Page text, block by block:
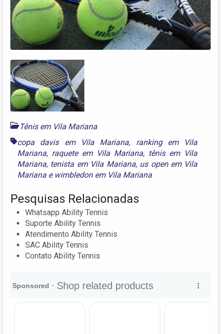
Tênis em Vila Mariana
copa davis em Vila Mariana, ranking em Vila
Mariana, raquete em Vila Mariana, tênis em Vila
Mariana, tenista em Vila Mariana, us open em Vila
Mariana e wimbledon em Vila Mariana
Pesquisas Relacionadas
Whatsapp Ability Tennis
Suporte Ability Tennis
Atendimento Ability Tennis
SAC Ability Tennis
Contato Ability Tennis